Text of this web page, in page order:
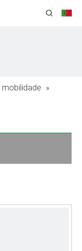
»